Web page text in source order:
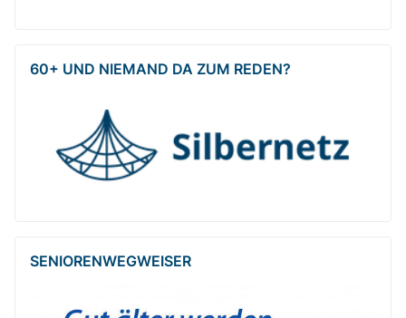
60+ UND NIEMAND DA ZUM REDEN?
SENIOREN­WEG­WEISER